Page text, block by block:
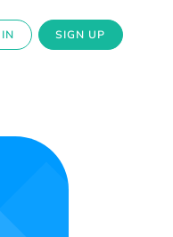
SIGN UP